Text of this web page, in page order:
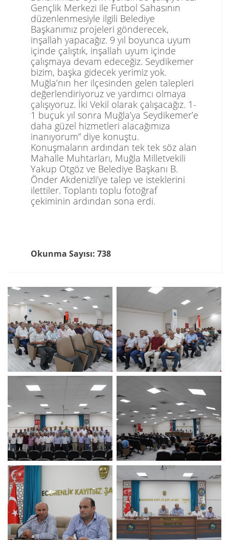
Gençlik Merkezi ile Futbol Sahasının
düzenlenmesiyle ilgili Belediye
Başkanımız projeleri gönderecek,
inşallah yapacağız. 9 yıl boyunca uyum
içinde çalıştık, inşallah uyum içinde
çalışmaya devam edeceğiz. Seydikemer
bizim, başka gidecek yerimiz yok.
Muğla’nın her ilçesinden gelen talepleri
değerlendiriyoruz ve yardımcı olmaya
çalışıyoruz. İki Vekil olarak çalışacağız. 1-
1 buçuk yıl sonra Muğla’ya Seydikemer’e
daha güzel hizmetleri alacağımıza
inanıyorum” diye konuştu.
Konuşmaların ardından tek tek söz alan
Mahalle Muhtarları, Muğla Milletvekili
Yakup Otgöz ve Belediye Başkanı B.
Önder Akdenizli’ye talep ve isteklerini
ilettiler. Toplantı toplu fotoğraf
çekiminin ardından sona erdi.
Okunma Sayısı: 738